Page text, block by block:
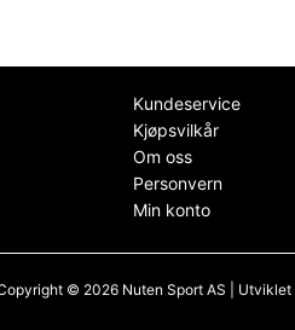
Kundeservice
Kjøpsvilkår
Om oss
Personvern
Min konto
© 2026 Nuten Sport AS | Utviklet